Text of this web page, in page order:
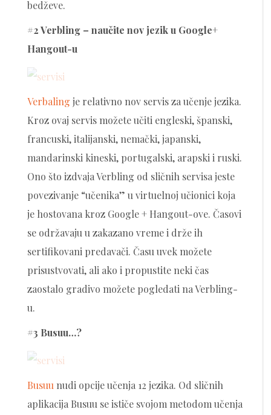
bedževe.
#2 Verbling – naučite nov jezik u Google+
Hangout-u
Verbaling je relativno nov servis za učenje jezika.
Kroz ovaj servis možete učiti engleski, španski,
francuski, italijanski, nemački, japanski,
mandarinski kineski, portugalski, arapski i ruski.
Ono što izdvaja Verbling od sličnih servisa jeste
povezivanje “učenika” u virtuelnoj učionici koja
je hostovana kroz Google + Hangout-ove. Časovi
se održavaju u zakazano vreme i drže ih
sertifikovani predavači. Času uvek možete
prisustvovati, ali ako i propustite neki čas
zaostalo gradivo možete pogledati na Verbling-
u.
#3 Busuu…?
Busuu nudi opcije učenja 12 jezika. Od sličnih
aplikacija Busuu se ističe svojom metodom učenja